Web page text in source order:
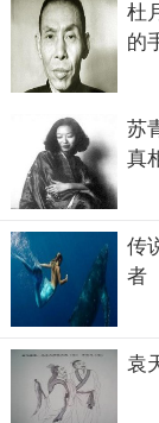
比嘉和子知道
终于逃了出来
杜
的
苏
真
传
者
袁